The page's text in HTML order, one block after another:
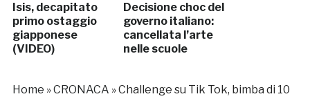
Isis, decapitato
primo ostaggio
giapponese
(VIDEO)
Decisione choc del
governo italiano:
cancellata l’arte
nelle scuole
Home »CRONACA »Challenge su Tik Tok, bimba di 10